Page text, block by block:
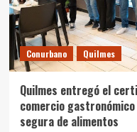
Conurbano Quilmes
Quilmes entregó el
comercio
segura de alimentos